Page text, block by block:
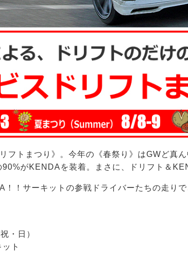
フトまつり》。今年の《春祭り》はGWど真
90%がKENDA を装着。まさに、ドリフト＆
！サーキットの参戦ドライバーたちの走り
・日）
ト